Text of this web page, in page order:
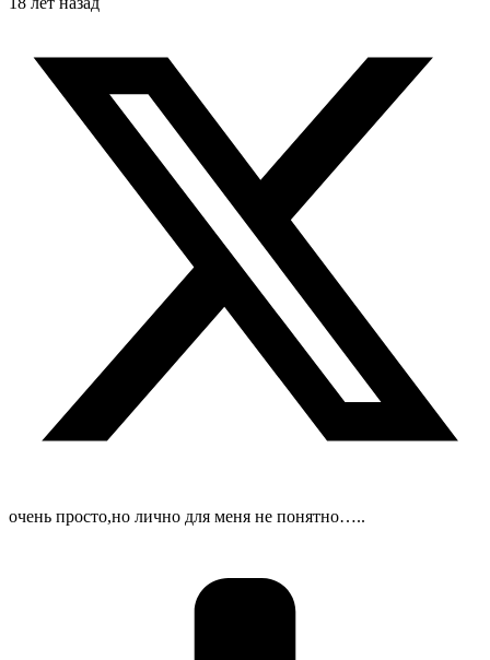
очень просто,но лично для меня не понятно…..